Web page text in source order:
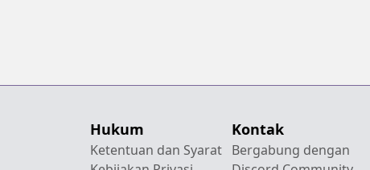
Hukum
Ketentuan dan Syarat
Kontak
Bergabung dengan